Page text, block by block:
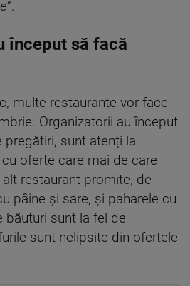
”.
început să facă
multe restaurante vor face
Organizatorii au început
sunt atenți la
oferte care mai de care
restaurant promite, de
pâine și sare, și paharele cu
băuturi sunt la fel de
sunt nelipsite din ofertele